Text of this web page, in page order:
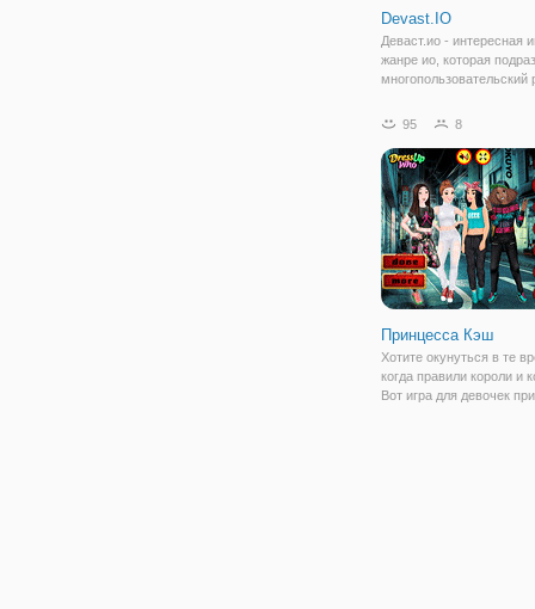
Devast.IO
Деваст.ио - интересная
жанре ио, которая
многопользовательский
для перемещения и
разработчика гейма
(Starve.io), поэтому,
95 8
Принцесса Кэш
Хотите окунуться в те
когда правили короли и
Вот игра для девочек